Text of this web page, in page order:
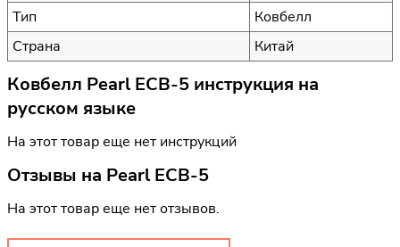
Тип
Ковбелл
Страна
Китай
Ковбелл Pearl ECB-5 инструкция на
русском языке
На этот товар еще нет инструкций
Отзывы на Pearl ECB-5
На этот товар еще нет отзывов.